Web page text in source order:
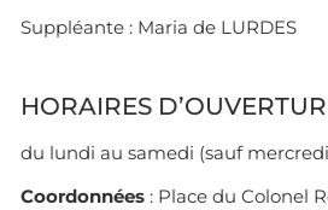
Suppléante : Maria de LURDES
HORAIRES
du lundi au samedi (sauf
Coordonnées : Place du Colonel